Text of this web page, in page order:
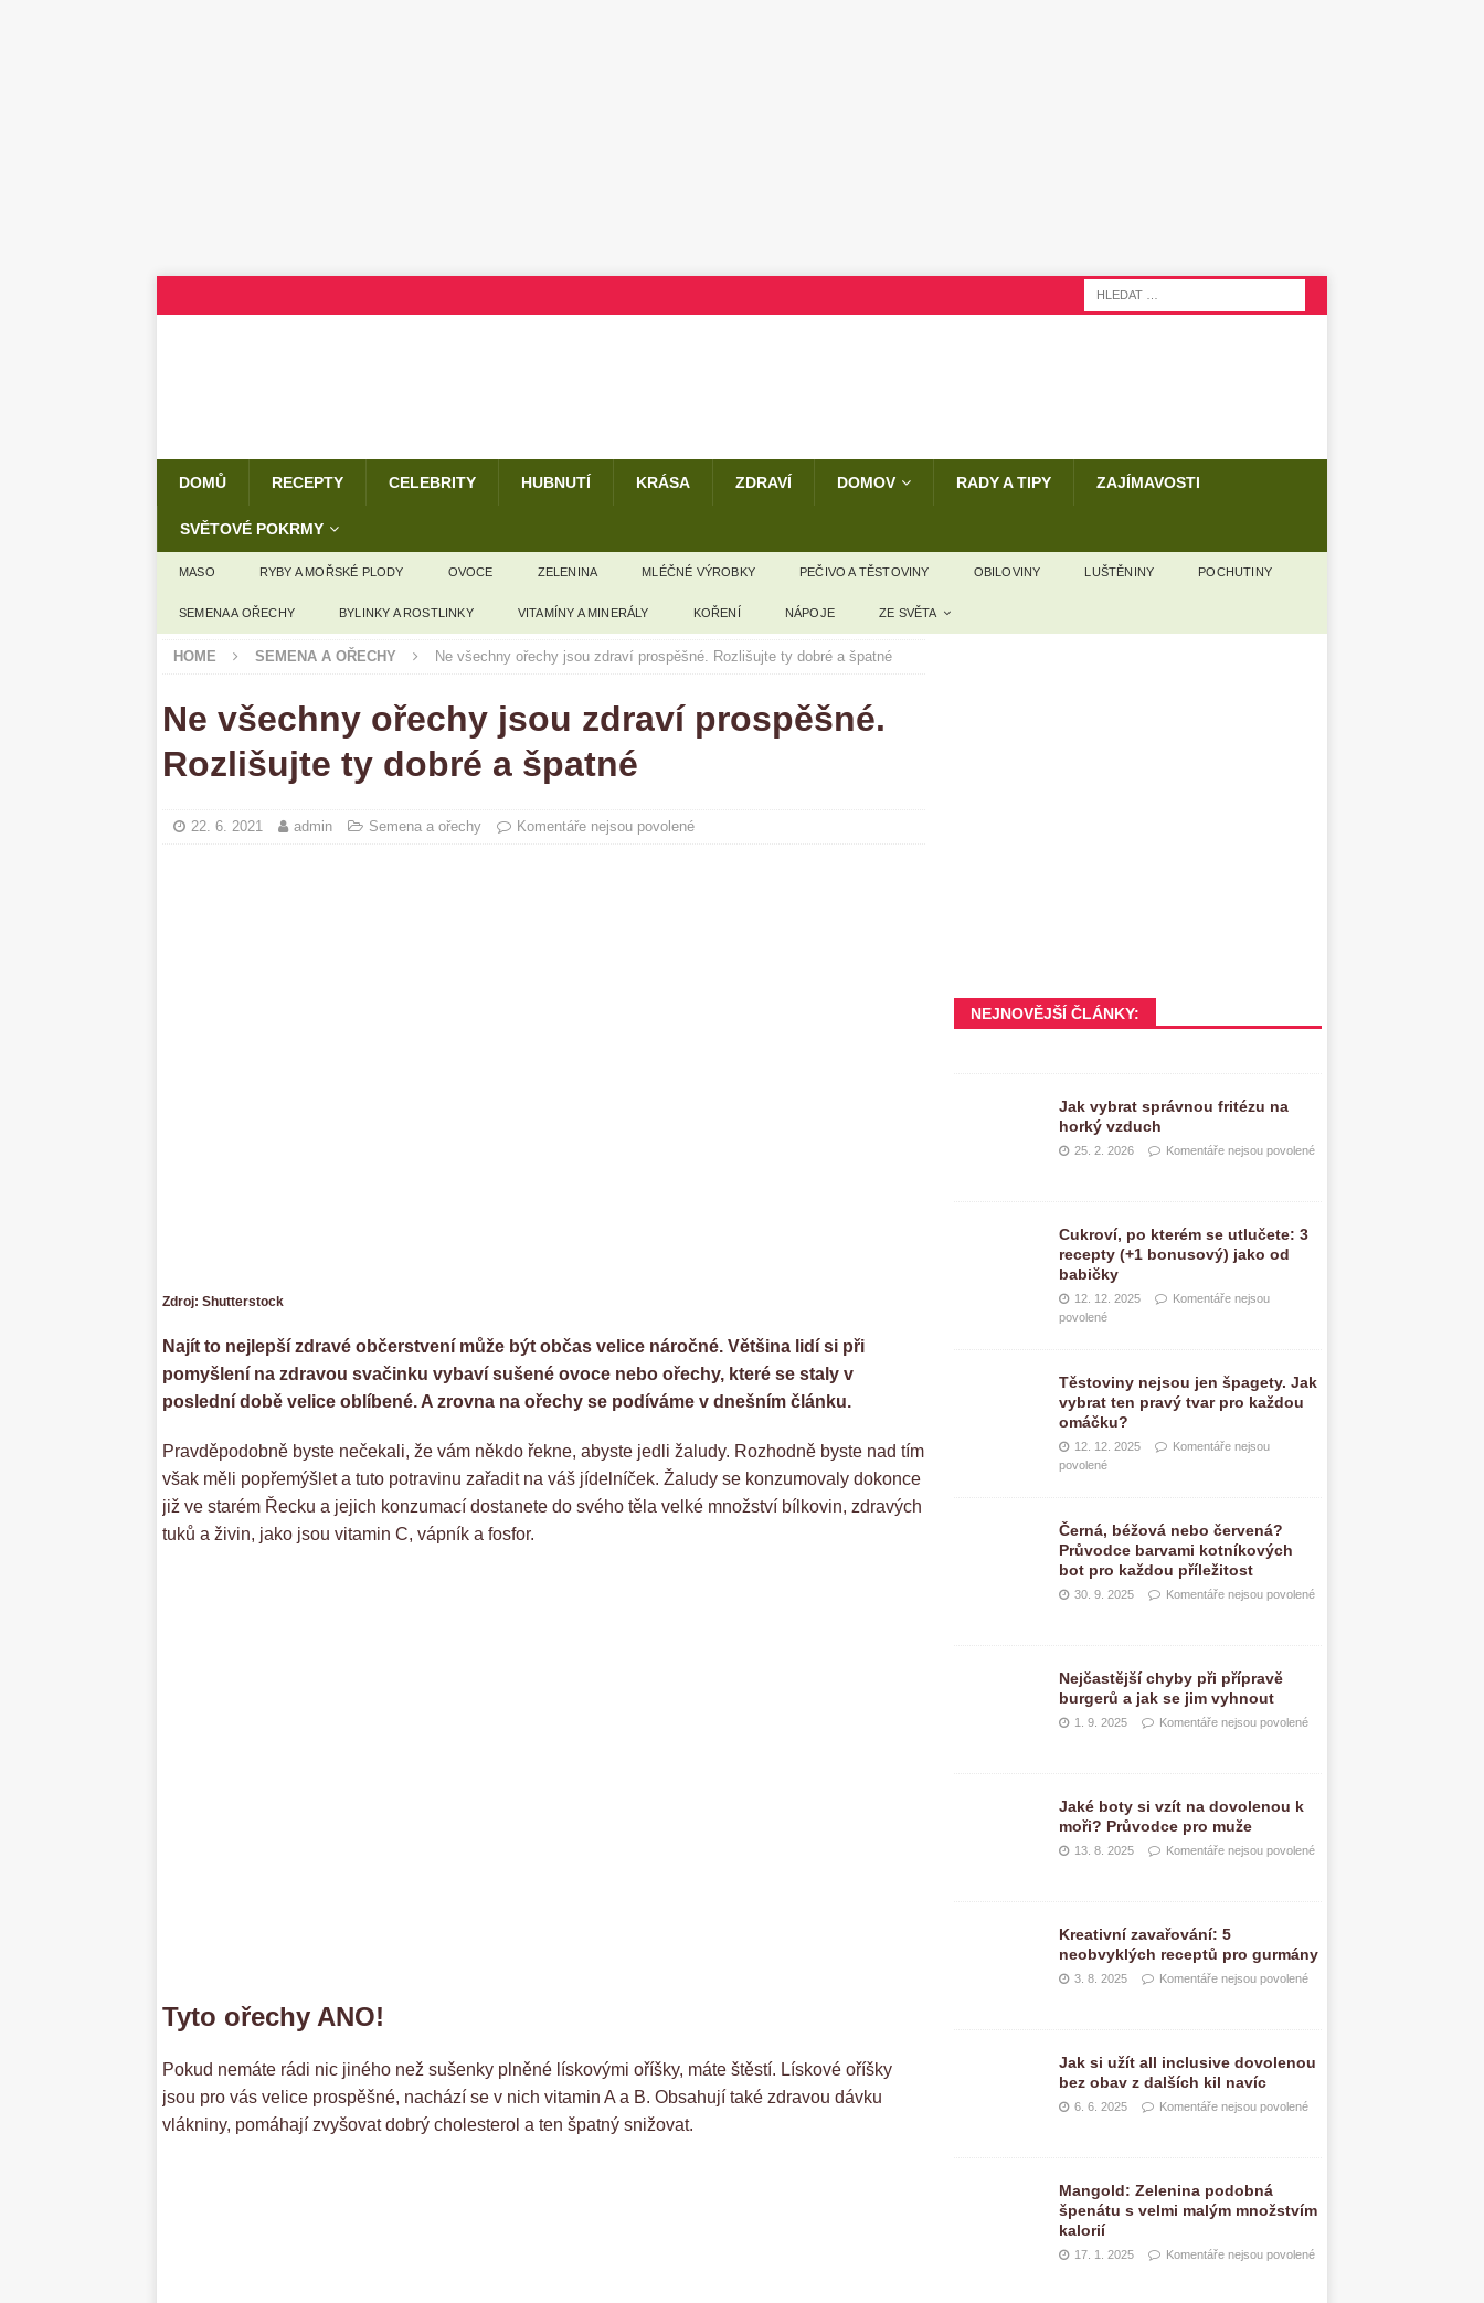
DOMŮ RECEPTY CELEBRITY HUBNUTÍ KRÁSA ZDRAVÍ DOMOV RADY A TIPY ZAJÍMAVOSTI
SVĚTOVÉ POKRMY
MASO RYBY A MOŘSKÉ PLODY OVOCE ZELENINA MLÉČNÉ VÝROBKY PEČIVO A TĚSTOVINY OBILOVINY LUŠTĚNINY POCHUTINY
SEMENA A OŘECHY BYLINKY A ROSTLINKY VITAMÍNY A MINERÁLY KOŘENÍ NÁPOJE ZE SVĚTA
HOME SEMENA A OŘECHY Ne všechny ořechy jsou zdraví prospěšné. Rozlišujte ty dobré a špatné
Ne všechny ořechy jsou zdraví prospěšné.
Rozlišujte ty dobré a špatné
22. 6. 2021 admin Semena a ořechy Komentáře nejsou povolené
Zdroj: Shutterstock
Najít to nejlepší zdravé občerstvení může být občas velice náročné. Většina lidí si při
pomyšlení na zdravou svačinku vybaví sušené ovoce nebo ořechy, které se staly v
poslední době velice oblíbené. A zrovna na ořechy se podíváme v dnešním článku.
Pravděpodobně byste nečekali, že vám někdo řekne, abyste jedli žaludy. Rozhodně byste nad tím
však měli popřemýšlet a tuto potravinu zařadit na váš jídelníček. Žaludy se konzumovaly dokonce
již ve starém Řecku a jejich konzumací dostanete do svého těla velké množství bílkovin, zdravých
tuků a živin, jako jsou vitamin C, vápník a fosfor.
Tyto ořechy ANO!
Pokud nemáte rádi nic jiného než sušenky plněné lískovými oříšky, máte štěstí. Lískové oříšky
jsou pro vás velice prospěšné, nachází se v nich vitamin A a B. Obsahují také zdravou dávku
vlákniny, pomáhají zvyšovat dobrý cholesterol a ten špatný snižovat.
NEJNOVĚJŠÍ ČLÁNKY:
Jak vybrat správnou fritézu na
horký vzduch
25. 2. 2026 Komentáře nejsou povolené
Cukroví, po kterém se utlučete: 3
recepty (+1 bonusový) jako od
babičky
12. 12. 2025
Komentáře nejsou
povolené
Těstoviny nejsou jen špagety. Jak
vybrat ten pravý tvar pro každou
omáčku?
12. 12. 2025
Komentáře nejsou
povolené
Černá, béžová nebo červená?
Průvodce barvami kotníkových
bot pro každou příležitost
30. 9. 2025 Komentáře nejsou povolené
Nejčastější chyby při přípravě
burgerů a jak se jim vyhnout
1. 9. 2025 Komentáře nejsou povolené
Jaké boty si vzít na dovolenou k
moři? Průvodce pro muže
13. 8. 2025 Komentáře nejsou povolené
Kreativní zavařování: 5
neobvyklých receptů pro gurmány
3. 8. 2025 Komentáře nejsou povolené
Jak si užít all inclusive dovolenou
bez obav z dalších kil navíc
6. 6. 2025 Komentáře nejsou povolené
Mangold: Zelenina podobná
špenátu s velmi malým množstvím
kalorií
17. 1. 2025 Komentáře nejsou povolené